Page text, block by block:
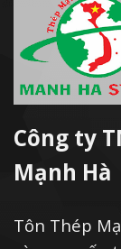
Công ty
Mạnh Hà
Tôn Thép